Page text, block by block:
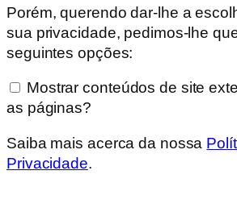
Porém, querendo dar-lhe a
sua privacidade, pedimos-lhe
seguintes opções:
Mostrar conteúdos de site
as páginas?
Saiba mais acerca da nossa
Privacidade.